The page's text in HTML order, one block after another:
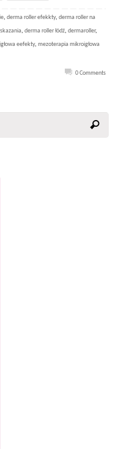
,derma roller efekkty,derma roller na
, derma roller łódź, dermaroller,
eefekty, mezoterapia mikroigłowa
0 Comments